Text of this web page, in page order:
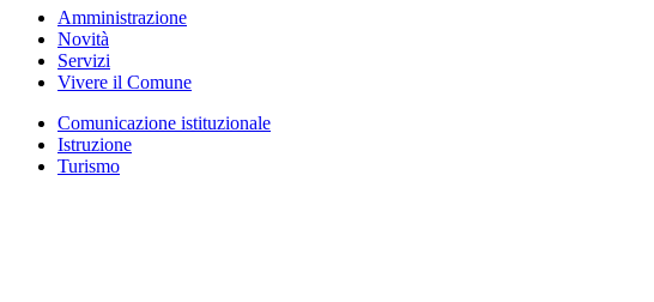
Amministrazione
Novità
Servizi
Vivere il Comune
Comunicazione istituzionale
Istruzione
Turismo